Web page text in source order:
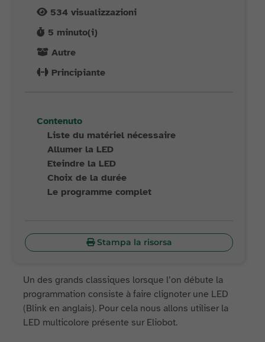
534 visualizzazioni
5 minuto(i)
Autre
Principiante
Contenuto
Liste du matériel nécessaire
Allumer la LED
Eteindre la LED
Choix de la durée
Le programme complet
Stampa la risorsa
Un des grands classiques lorsque l’on débute la
programmation consiste à faire clignoter une LED
(Blink en anglais). Pour cela nous allons utiliser la
LED multicolore présente sur Eliobot.